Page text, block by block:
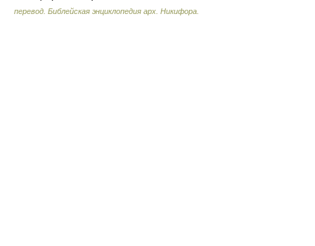
перевод. Библейская энциклопедия арх. Никифора.